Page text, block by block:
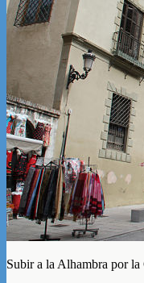
Subir a la Alhambra por la